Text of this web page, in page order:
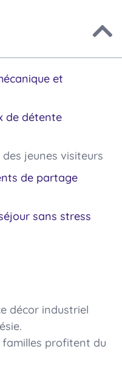
et
de détente
jeunes visiteurs
de partage
sans stress
décor industriel
profitent du